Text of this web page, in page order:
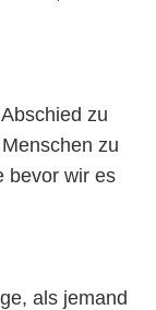
zu
zu
bevor wir es
als jemand